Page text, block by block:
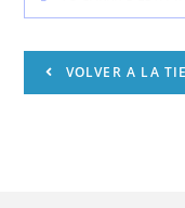
VOLVER A LA